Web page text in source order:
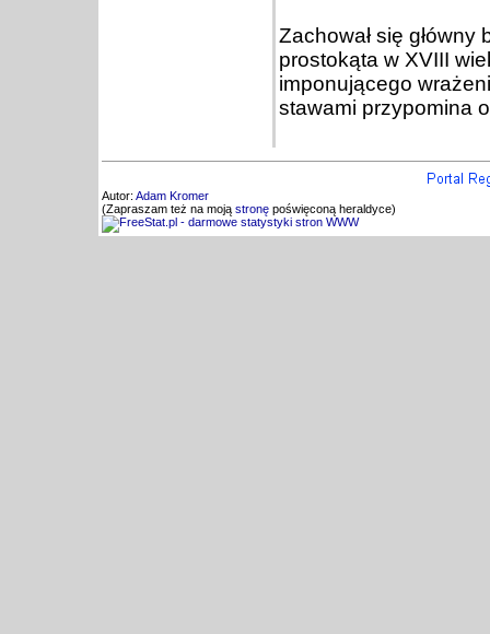
Zachował się
prostokąta w XVIII
imponującego
stawami przypomina
Autor: Adam Kromer
(Zapraszam też na moją stronę poświęconą heraldyce)